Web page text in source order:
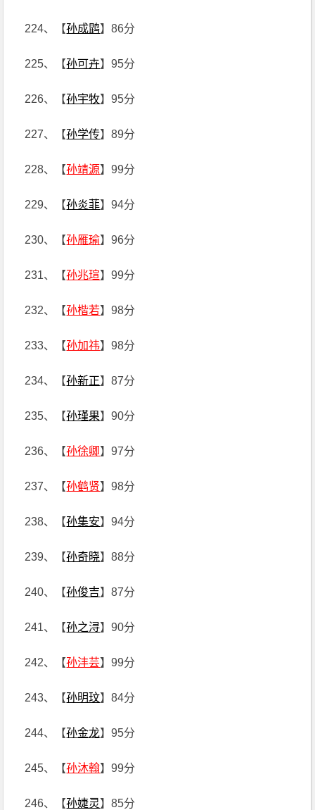
224、【孙成鹍】86分
225、【孙可卉】95分
226、【孙宇牧】95分
227、【孙学传】89分
228、【孙靖源】99分
229、【孙炎菲】94分
230、【孙雁瑜】96分
231、【孙兆瑄】99分
232、【孙楷若】98分
233、【孙加祎】98分
234、【孙新正】87分
235、【孙瑾果】90分
236、【孙徐卿】97分
237、【孙鹤贤】98分
238、【孙集安】94分
239、【孙奇晓】88分
240、【孙俊吉】87分
241、【孙之浔】90分
242、【孙沣芸】99分
243、【孙明玟】84分
244、【孙金龙】95分
245、【孙沐翰】99分
246、【孙婕灵】85分